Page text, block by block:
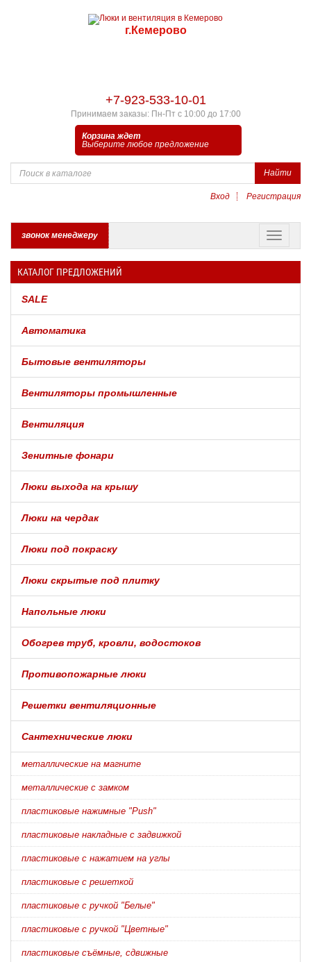
г.Кемерово
+7-923-533-10-01
Принимаем заказы: Пн-Пт с 10:00 до 17:00
Корзина ждет
Выберите любое предложение
Найти
Вход Регистрация
звонок менеджеру
КАТАЛОГ ПРЕДЛОЖЕНИЙ
SALE
Автоматика
Бытовые вентиляторы
Вентиляторы промышленные
Вентиляция
Зенитные фонари
Люки выхода на крышу
Люки на чердак
Люки под покраску
Люки скрытые под плитку
Напольные люки
Обогрев труб, кровли, водостоков
Противопожарные люки
Решетки вентиляционные
Сантехнические люки
металлические на магните
металлические с замком
пластиковые нажимные "Push"
пластиковые накладные с задвижкой
пластиковые с нажатием на углы
пластиковые с решеткой
пластиковые с ручкой "Белые"
пластиковые с ручкой "Цветные"
пластиковые съёмные, сдвижные